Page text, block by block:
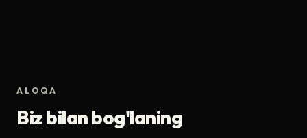
ALOQA
Biz bilan bog'laning